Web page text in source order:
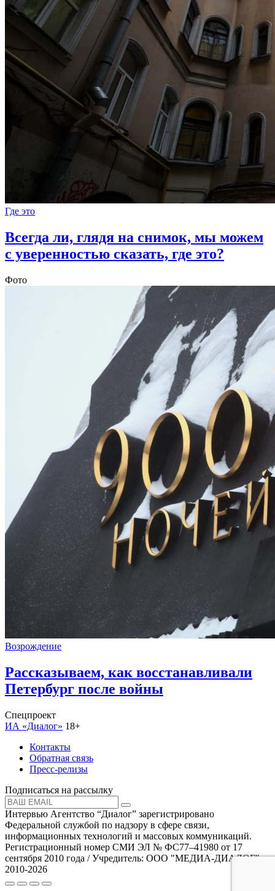
Где это
Всегда ли, глядя на снимок, мы можем
с уверенностью сказать, где это?
Фото
Возрождение
Рассказываем, как восстанавливали
Петербург после войны
Спецпроект
ИА «Диалог» 18+
Контакты
Обратная связь
Пресс-релизы
Подписаться на рассылку
Интервью Агентство “Диалог” зарегистрировано
Федеральной службой по надзору в сфере связи,
информационных технологий и массовых коммуникаций.
Регистрационный номер СМИ ЭЛ № ФС77–41980 от 17
сентября 2010 года / Учредитель: ООО "МЕДИА-ДИАЛОГ"
2010-2026